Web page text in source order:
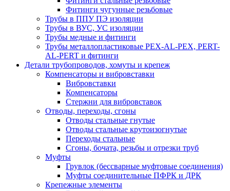
Фитинги чугунные резьбовые
Трубы в ППУ ПЭ изоляции
Трубы в ВУС, УС изоляции
Трубы медные и фитинги
Трубы металлопластиковые PEX-AL-PEX, PERT-
AL-PERT и фитинги
Детали трубопроводов, хомуты и крепеж
Компенсаторы и вибровставки
Вибровставки
Компенсаторы
Стержни для вибровставок
Отводы, переходы, сгоны
Отводы стальные гнутые
Отводы стальные крутоизогнутые
Переходы стальные
Сгоны, бочата, резьбы и отрезки труб
Муфты
Грувлок (бессварные муфтовые соединения)
Муфты соединительные ПФРК и ДРК
Крепежные элементы